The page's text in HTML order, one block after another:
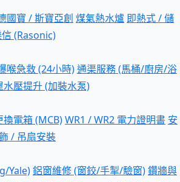
國寶 / 斯寶亞創 煤氣熱水爐 即熱式 / 儲
(Rasonic)
喉急救 (24小時)通渠服務 (馬桶/廚房/浴
水壓提升 (加裝水泵)
換電箱 (MCB)WR1 / WR2 電力證明書 安
/ 吊扇安裝
Yale)鋁窗維修 (窗鉸/手掣/驗窗)鑽牆與